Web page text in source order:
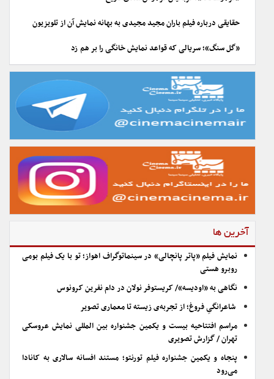
حقایقی درباره فیلم باران مجید مجیدی به بهانه نمایش آن از تلویزیون
«گل سنگ»؛ سریالی که قواعد نمایش خانگی را بر هم زد
آخرین ها
نمایش فیلم «پاتر پانچالی» در سینماتوگراف اهواز؛ تو با یک فیلم بومی
روبرو هستی
نگاهی به «اودیسه»/ کریستوفر نولان در دام نفرین کرونوس
شاعرانگیِ فروغ؛ از تجربه‌ی زیسته تا معماری تصویر
مراسم افتتاحیه بیست و یکمین جشنواره بین المللی نمایش عروسکی
تهران / گزارش تصویری
پنجاه و یکمین جشنواره فیلم تورنتو؛ مستند افسانه سالاری به کانادا
می‌رود